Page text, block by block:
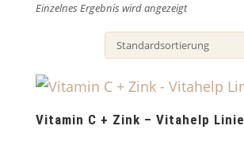
Einzelnes Ergebnis wird angezeigt
Vitamin C + Zink – Vitahelp Linie